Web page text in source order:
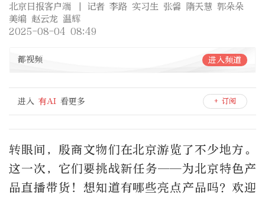
北京日报客户端
| 记者 李路 实习生 张馨 隋天慧 郭朵朵
美编 赵云龙 温辉
2025-08-04 08:49
都视频 进入频道
进入 有AI 看更多 + 订阅
转眼间，殷商文物们在北京游览了不少地方。
这一次，它们要挑战新任务——为北京特色产
品直播带货！想知道有哪些亮点产品吗？欢迎